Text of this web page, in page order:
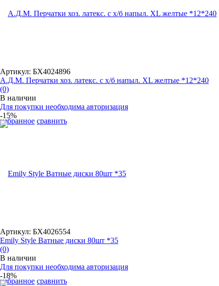
избранное сравнить
Артикул: БХ4024896
А.Д.М. Перчатки хоз. латекс. с х/б напыл. XL желтые *12*240
(0)
В наличии
Для покупки необходима авторизация
-15%
избранное сравнить
Артикул: БХ4026554
Emily Style Ватные диски 80шт *35
(0)
В наличии
Для покупки необходима авторизация
-18%